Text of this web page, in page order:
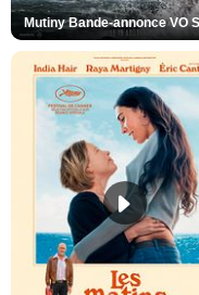
Mutiny Bande-annonce VO